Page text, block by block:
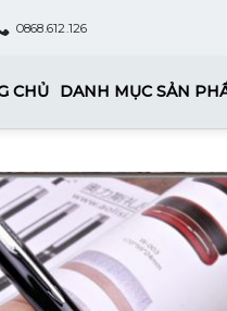
0868.612.126
CHỦ DANH MỤC SẢN